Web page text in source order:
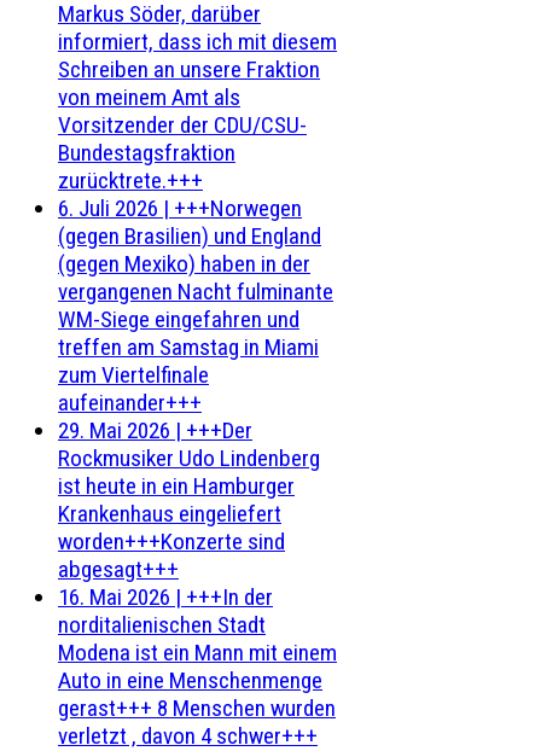
Markus Söder, darüber
informiert, dass ich mit diesem
Schreiben an unsere Fraktion
von meinem Amt als
Vorsitzender der CDU/CSU-
Bundestagsfraktion
zurücktrete.+++
6. Juli 2026 | +++Norwegen
(gegen Brasilien) und England
(gegen Mexiko) haben in der
vergangenen Nacht fulminante
WM-Siege eingefahren und
treffen am Samstag in Miami
zum Viertelfinale
aufeinander+++
29. Mai 2026 | +++Der
Rockmusiker Udo Lindenberg
ist heute in ein Hamburger
Krankenhaus eingeliefert
worden+++Konzerte sind
abgesagt+++
16. Mai 2026 | +++In der
norditalienischen Stadt
Modena ist ein Mann mit einem
Auto in eine Menschenmenge
gerast+++ 8 Menschen wurden
verletzt , davon 4 schwer+++